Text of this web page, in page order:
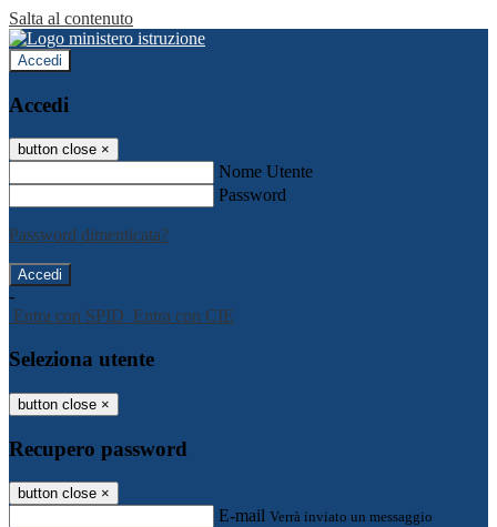
Salta al contenuto
Accedi
Accedi
button close ×
Nome Utente
Password
Password dimenticata?
-
Entra con SPID Entra con CIE
Seleziona utente
button close ×
Recupero password
button close ×
E-mail Verrà inviato un messaggio